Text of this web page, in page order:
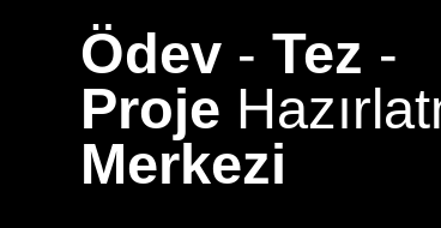
Ödev - Tez -
Proje
Merkezi